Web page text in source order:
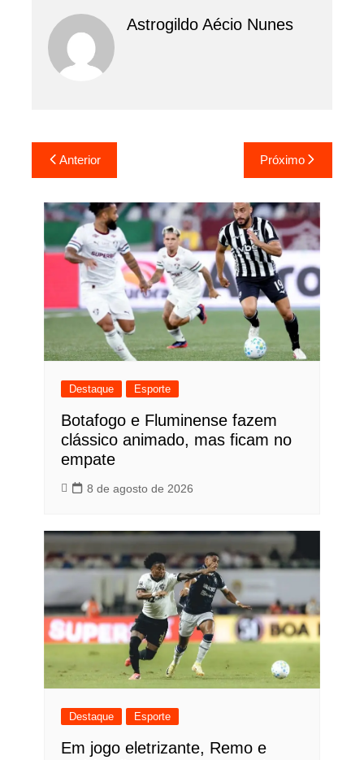
Astrogildo Aécio Nunes
Navegação
de
Post
Anterior Próximo
Destaque Esporte
Botafogo e Fluminense fazem
clássico animado, mas ficam no
empate
8 de agosto de 2026
Destaque Esporte
Em jogo eletrizante, Remo e